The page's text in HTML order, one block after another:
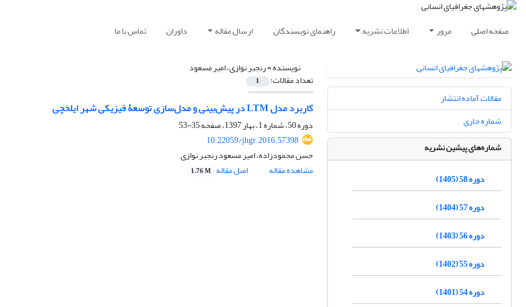
صفحه اصلی مرور اطلاعات نشریه راهنمای نویسندگان ارسال مقاله داوران تماس با ما
نویسنده =رنجبر نوازی، امیر مسعود
تعداد مقالات: 1
کاربرد مدل LTM در پیش‌بینی و مدل‌سازی توسعۀ فیزیکی شهر ایلخچی
دوره 50، شماره 1، بهار 1397، صفحه
35-53
10.22059/jhgr.2016.57398
حسن محمودزاده، امیر مسعود رنجبر نوازی
مشاهده مقاله
اصل مقاله 1.76 M
مقالات آماده انتشار
شماره جاری
شماره‌های پیشین نشریه
دوره 58 (1405)
دوره 57 (1404)
دوره 56 (1403)
دوره 55 (1402)
دوره 54 (1401)